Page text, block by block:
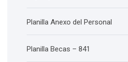
Planilla Anexo del Personal
Planilla Becas – 841